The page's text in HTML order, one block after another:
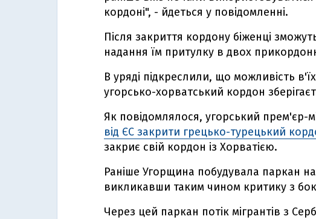
кордоні", - йдеться у повідомленні.
Після закриття кордону біженці
надання їм притулку в двох
В уряді підкреслили, що можливість
угорсько-хорватський кордон
Як повідомлялося, угорський прем'єр-
від ЄС закрити грецько-турецький
закриє свій кордон із Хорватією.
Раніше Угорщина побудувала паркан
викликавши таким чином критику з
Через цей паркан потік мігрантів з